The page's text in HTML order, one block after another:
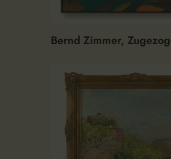
Bernd Zimmer,